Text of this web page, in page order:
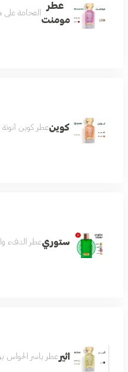
عطر
مومنت
الفخامة
كوينعطر كوين أنوثة
ستوريعطر الدفء
اثير عطر ياسر الحواس